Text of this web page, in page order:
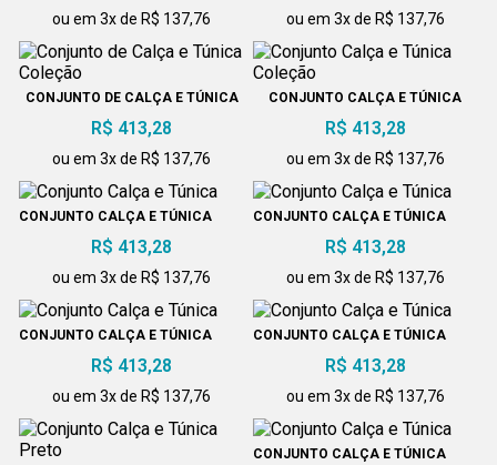
ou em 3x de R$ 137,76 ou em 3x de R$ 137,76
CONJUNTO DE CALÇA E TÚNICA
R$ 413,28
ou em 3x de R$ 137,76
CONJUNTO CALÇA E TÚNICA
R$ 413,28
ou em 3x de R$ 137,76
CONJUNTO CALÇA E TÚNICA
R$ 413,28
ou em 3x de R$ 137,76
CONJUNTO CALÇA E TÚNICA
R$ 413,28
ou em 3x de R$ 137,76
CONJUNTO CALÇA E TÚNICA
R$ 413,28
ou em 3x de R$ 137,76
CONJUNTO CALÇA E TÚNICA
R$ 413,28
ou em 3x de R$ 137,76
CONJUNTO CALÇA E TÚNICA